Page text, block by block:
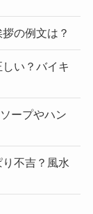
の例文は？
い？バイキ
ープやハン
不吉？風水